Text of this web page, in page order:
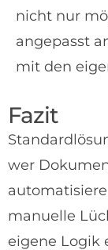
nicht nur
angepasst
mit den
Fazit
wer
manuelle
eigene Logik